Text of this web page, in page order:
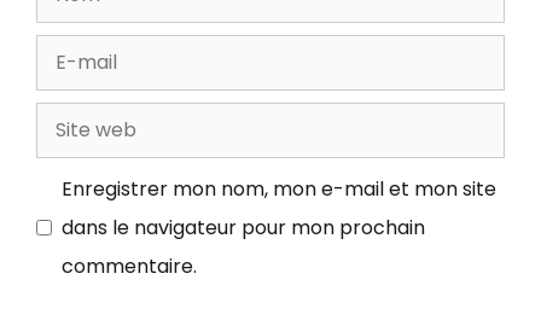
mail
Site
web
Enregistrer mon nom, mon e-mail et mon site
dans le navigateur pour mon prochain
commentaire.